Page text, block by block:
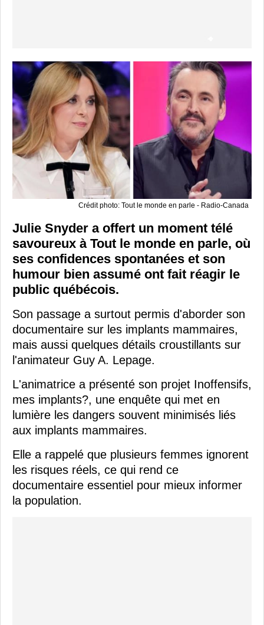
Crédit photo: Tout le monde en parle - Radio-Canada
Julie Snyder a offert un moment télé
savoureux à Tout le monde en parle, où
ses confidences spontanées et son
humour bien assumé ont fait réagir le
public québécois.
Son passage a surtout permis d'aborder son
documentaire sur les implants mammaires,
mais aussi quelques détails croustillants sur
l'animateur Guy A. Lepage.
L'animatrice a présenté son projet Inoffensifs,
mes implants?, une enquête qui met en
lumière les dangers souvent minimisés liés
aux implants mammaires.
Elle a rappelé que plusieurs femmes ignorent
les risques réels, ce qui rend ce
documentaire essentiel pour mieux informer
la population.